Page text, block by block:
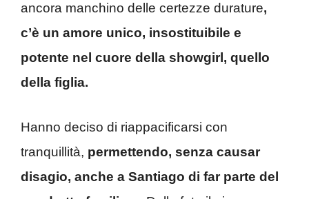
ancora manchino delle certezze durature,
c’è un amore unico, insostituibile e
potente nel cuore della showgirl, quello
della figlia.
Hanno deciso di riappacificarsi con
tranquillità, permettendo, senza causar
disagio, anche a Santiago di far parte del